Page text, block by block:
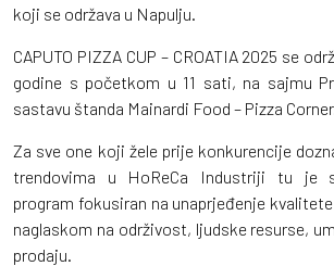
koji se održava u Napulju.
CAPUTO PIZZA CUP – CROATIA 2025 se
godine s početkom u 11 sati, na sajmu
sastavu štanda Mainardi Food – Pizza
Za sve one koji žele prije konkurencije
trendovima u HoReCa Industriji tu je
program fokusiran na unaprjeđenje
naglaskom na održivost, ljudske resurse,
prodaju.